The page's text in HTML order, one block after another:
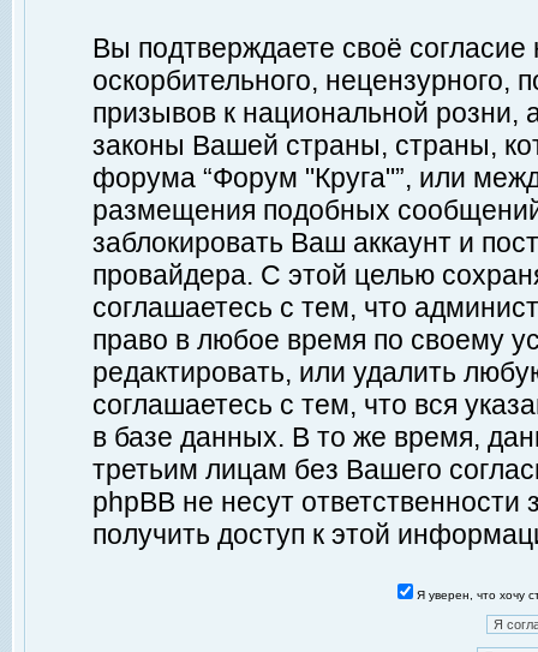
Вы подтверждаете своё
оскорбительного, нецензурного,
призывов к национальной
законы Вашей страны, страны,
форума “Форум "Круга"”, или
размещения подобных
заблокировать Ваш аккаунт и
провайдера. С этой целью
соглашаетесь с тем, что
право в любое время по своему
редактировать, или удалить
соглашаетесь с тем, что вся
в базе данных. В то же время,
третьим лицам без Вашего
phpBB не несут ответственности
получить доступ к этой
Я уверен, что хочу